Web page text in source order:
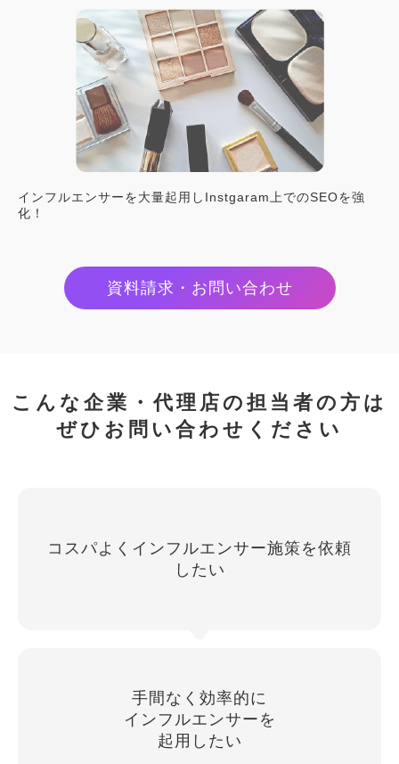
インフルエンサーを大量起用しInstgaram上でのSEOを強
化！
資料請求・お問い合わせ
こんな企業・代理店の担当者の方は
ぜひお問い合わせください
コスパよくインフルエンサー施策を依頼
したい
手間なく効率的に
インフルエンサーを
起用したい